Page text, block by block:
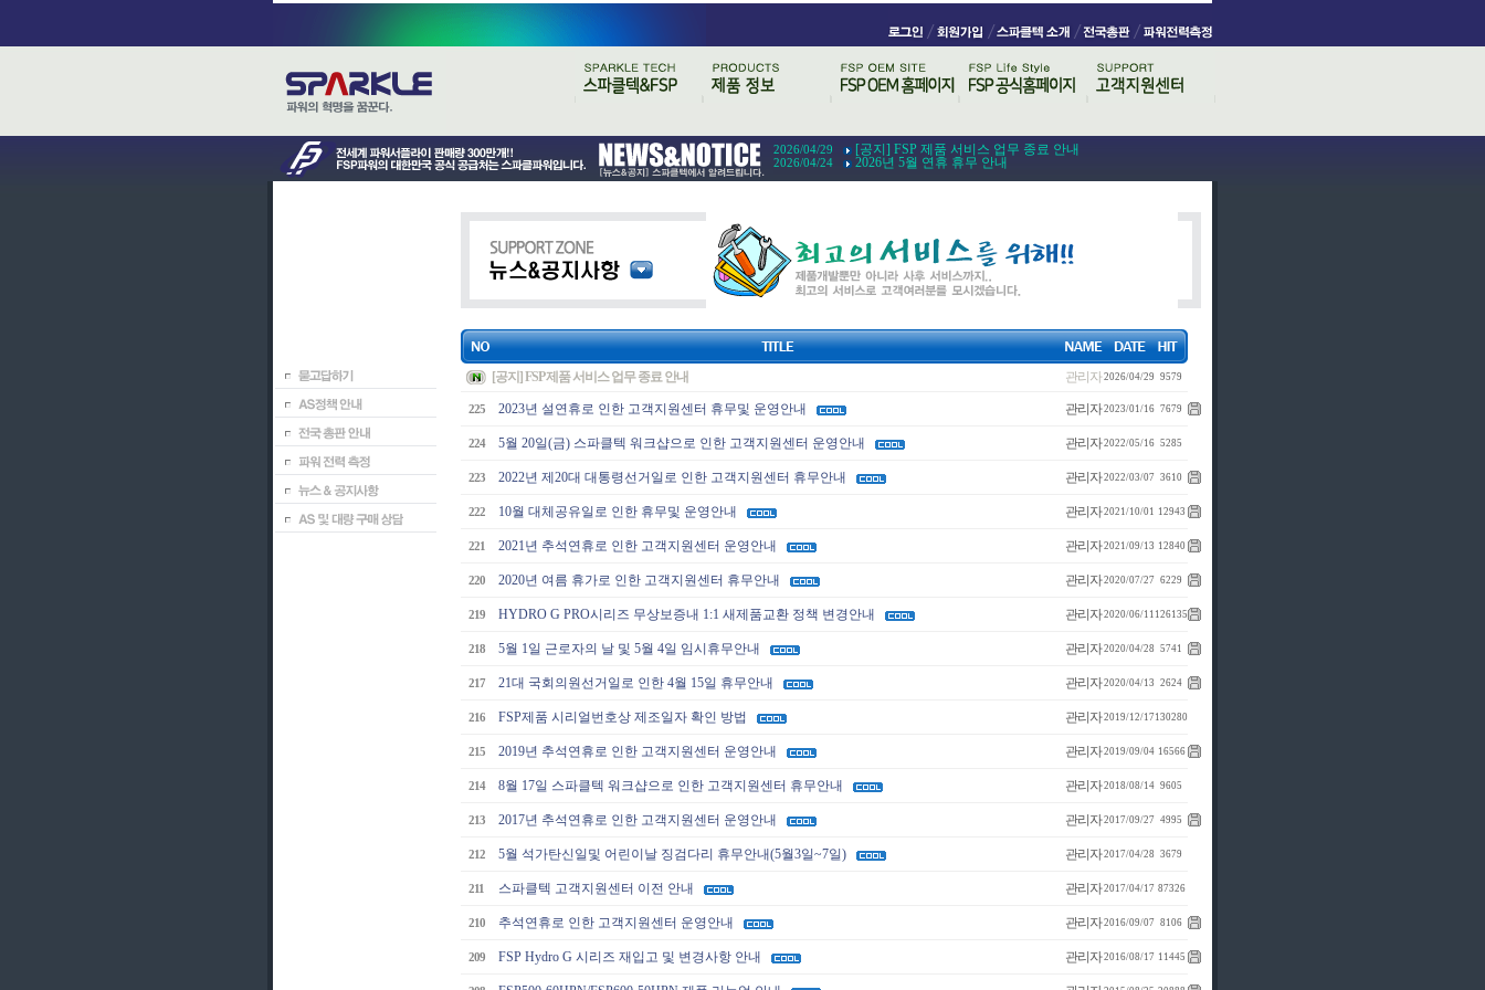
2026/04/29 [공지] FSP 제품 서비스 업무 종료 안내
2026/04/24 2026년 5월 연휴 휴무 안내
[공지] FSP 제품 서비스 업무 종료 안내 관리자 2026/04/29 9579
225 2023년 설연휴로 인한 고객지원센터 휴무및 운영안내 관리자 2023/01/16 7679
224 5월 20일(금) 스파클텍 워크샵으로 인한 고객지원센터 운영안내 관리자 2022/05/16 5285
223 2022년 제20대 대통령선거일로 인한 고객지원센터 휴무안내 관리자 2022/03/07 3610
222 10월 대체공유일로 인한 휴무및 운영안내 관리자 2021/10/01 12943
221 2021년 추석연휴로 인한 고객지원센터 운영안내 관리자 2021/09/13 12840
220 2020년 여름 휴가로 인한 고객지원센터 휴무안내 관리자 2020/07/27 6229
219 HYDRO G PRO시리즈 무상보증내 1:1 새제품교환 정책 변경안내 관리자 2020/06/11 126135
218 5월 1일 근로자의 날 및 5월 4일 임시휴무안내 관리자 2020/04/28 5741
217 21대 국회의원선거일로 인한 4월 15일 휴무안내 관리자 2020/04/13 2624
216 FSP제품 시리얼번호상 제조일자 확인 방법 관리자 2019/12/17130280
215 2019년 추석연휴로 인한 고객지원센터 운영안내 관리자 2019/09/04 16566
214 8월 17일 스파클텍 워크샵으로 인한 고객지원센터 휴무안내 관리자 2018/08/14 9605
213 2017년 추석연휴로 인한 고객지원센터 운영안내 관리자 2017/09/27 4995
212 5월 석가탄신일및 어린이날 징검다리 휴무안내(5월3일~7일) 관리자 2017/04/28 3679
211 스파클텍 고객지원센터 이전 안내 관리자 2017/04/17 87326
210 추석연휴로 인한 고객지원센터 운영안내 관리자 2016/09/07 8106
209 FSP Hydro G 시리즈 재입고 및 변경사항 안내 관리자 2016/08/17 11445